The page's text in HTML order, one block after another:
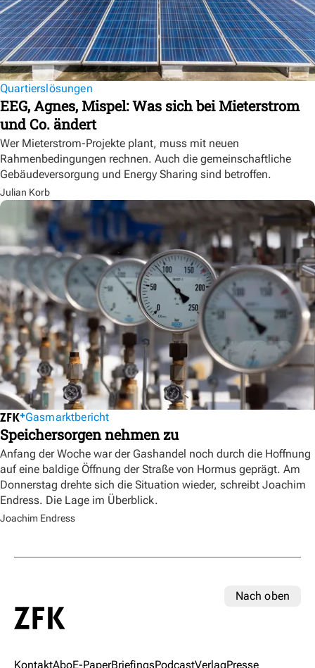
Quartierslösungen
EEG, Agnes, Mispel: Was sich bei Mieterstrom
und Co. ändert
Wer Mieterstrom-Projekte plant, muss mit neuen
Rahmenbedingungen rechnen. Auch die gemeinschaftliche
Gebäudeversorgung und Energy Sharing sind betroffen.
Julian Korb
Gasmarktbericht
Speichersorgen nehmen zu
Anfang der Woche war der Gashandel noch durch die Hoffnung
auf eine baldige Öffnung der Straße von Hormus geprägt. Am
Donnerstag drehte sich die Situation wieder, schreibt Joachim
Endress. Die Lage im Überblick.
Joachim Endress
Nach oben
KontaktAboE-PaperBriefingsPodcastVerlagPresse